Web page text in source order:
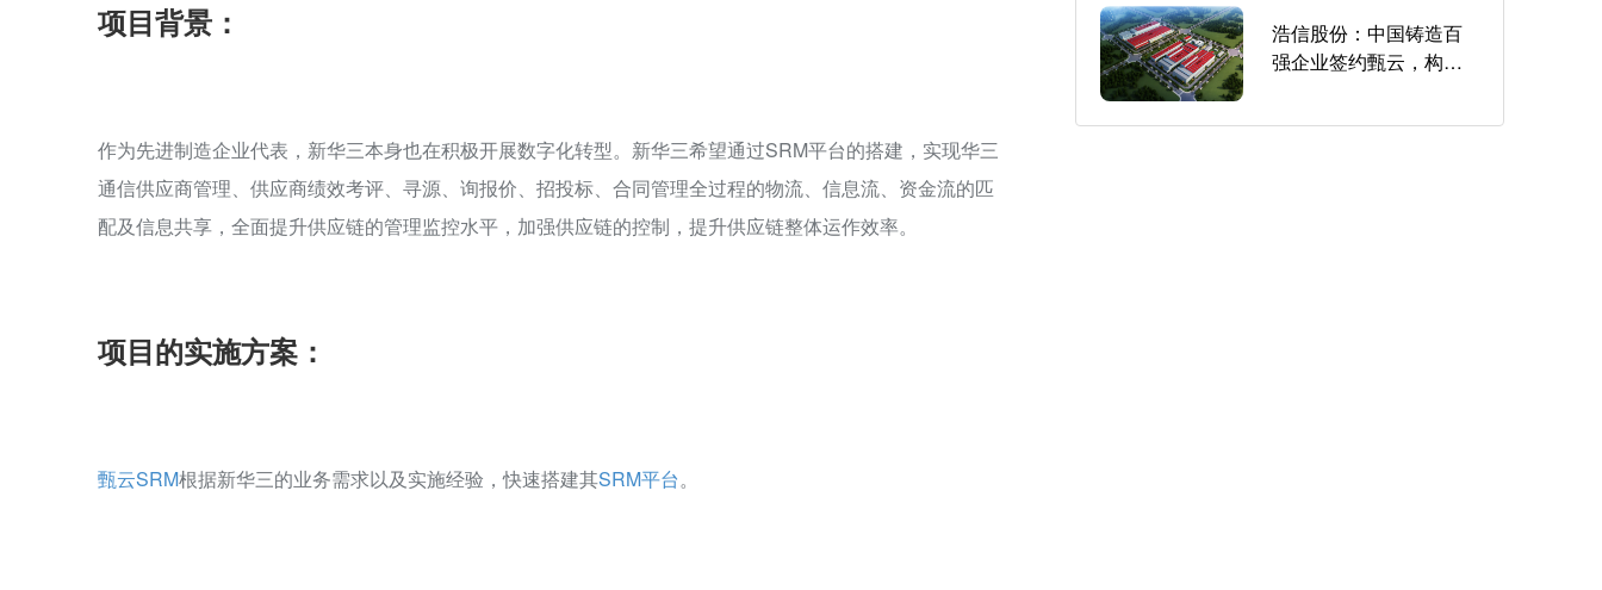
项目背景：
作为先进制造企业代表，新华三本身也在积极开展数字化转型。新华三希望通过SRM平台的搭建，实现华三
通信供应商管理、供应商绩效考评、寻源、询报价、招投标、合同管理全过程的物流、信息流、资金流的匹
配及信息共享，全面提升供应链的管理监控水平，加强供应链的控制，提升供应链整体运作效率。
项目的实施方案：
甄云SRM根据新华三的业务需求以及实施经验，快速搭建其SRM平台。
浩信股份：中国铸造百
强企业签约甄云，构建